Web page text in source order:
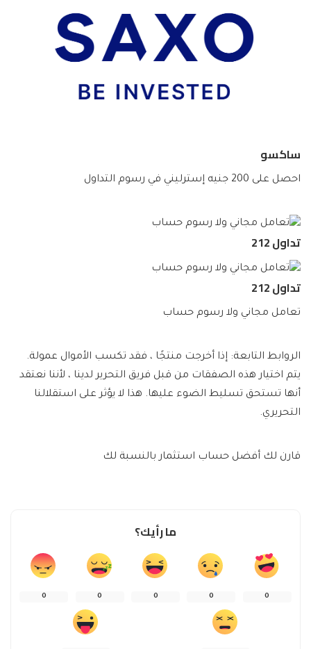
ساكسو
احصل على 200 جنيه إسترليني في رسوم التداول
تداول 212
تداول 212
تعامل مجاني ولا رسوم حساب
الروابط التابعة: إذا أخرجت منتجًا ، فقد تكسب الأموال عمولة.
يتم اختيار هذه الصفقات من قبل فريق التحرير لدينا ، لأننا نعتقد
أنها تستحق تسليط الضوء عليها. هذا لا يؤثر على استقلالنا
التحريري.
قارن لك أفضل حساب استثمار بالنسبة لك
ما رأيك؟
0
0
0
0
0